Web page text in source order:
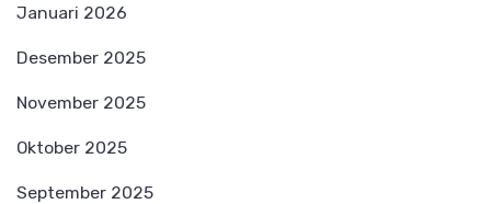
Januari 2026
Desember 2025
November 2025
Oktober 2025
September 2025